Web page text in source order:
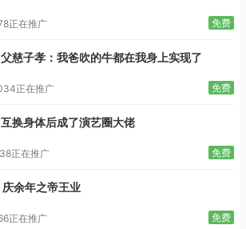
正在推广 免费
父慈子孝：我爸吹的牛都在我身上实现了
正在推广 免费
互换身体后成了演艺圈大佬
正在推广 免费
庆余年之帝王业
正在推广 免费